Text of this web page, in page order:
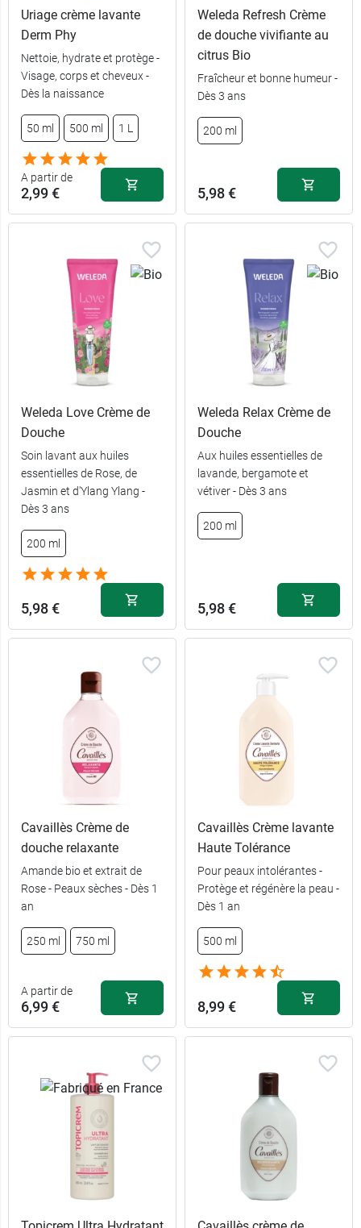
Uriage crème lavante
Derm Phy
Nettoie, hydrate et protège -
Visage, corps et cheveux -
Dès la naissance
50 ml 500 ml 1 L
A partir de
2,99 €
50 ml 2,99 €
9,49 €
1 L
Weleda Refresh Crème
de douche vivifiante au
citrus Bio
Fraîcheur et bonne humeur -
Dès 3 ans
200 ml
5,98 €
Weleda Love Crème de
Douche
Soin lavant aux huiles
essentielles de Rose, de
Jasmin et d'Ylang Ylang -
Dès 3 ans
200 ml
5,98 €
Weleda Relax Crème de
Douche
Aux huiles essentielles de
lavande, bergamote et
vétiver - Dès 3 ans
200 ml
5,98 €
Cavaillès Crème de
douche relaxante
Amande bio et extrait de
Rose - Peaux sèches - Dès 1
an
250 ml 750 ml
A partir de
6,99 €
Cavaillès Crème lavante
Haute Tolérance
Pour peaux intolérantes -
Protège et régénère la peau -
Dès 1 an
500 ml
8,99 €